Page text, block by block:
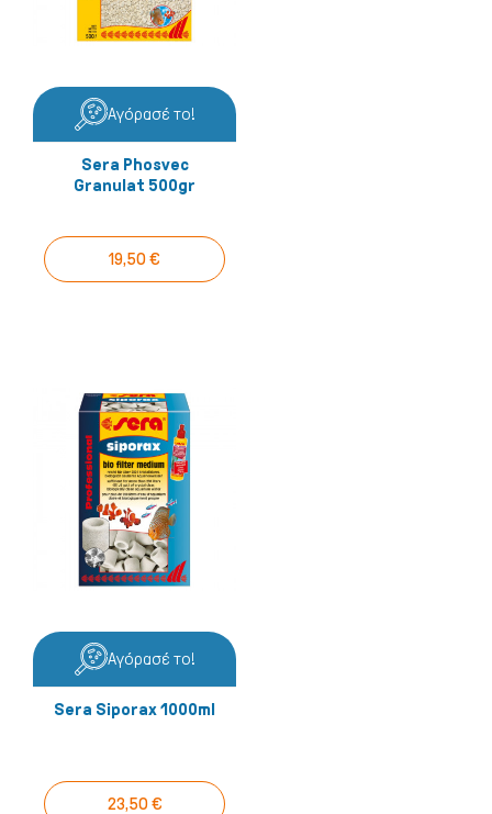
Αγόρασέ το!
Sera Phosvec
Granulat 500gr
19,50 €
Αγόρασέ το!
Sera Siporax 1000ml
23,50 €